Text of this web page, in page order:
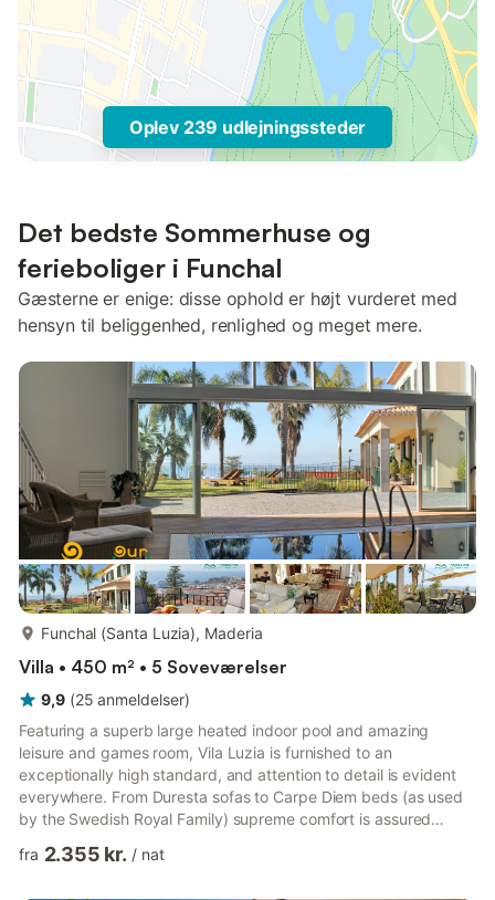
Oplev 239 udlejningssteder
Det bedste Sommerhuse og
ferieboliger i Funchal
Gæsterne er enige: disse ophold er højt vurderet med
hensyn til beliggenhed, renlighed og meget mere.
Funchal (Santa Luzia), Maderia
Villa • 450 m² • 5 Soveværelser
9,9 (25 anmeldelser)
Featuring a superb large heated indoor pool and amazing
leisure and games room, Vila Luzia is furnished to an
exceptionally high standard, and attention to detail is evident
everywhere. From Duresta sofas to Carpe Diem beds (as used
by the Swedish Royal Family) supreme comfort is assured
Madeira, with the added bonus that it is one of the few villas in
fra 2.355 kr. / nat